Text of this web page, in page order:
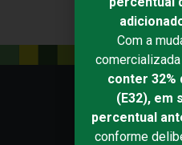
Com a
conter 32%
(E32), em
percentual
conforme